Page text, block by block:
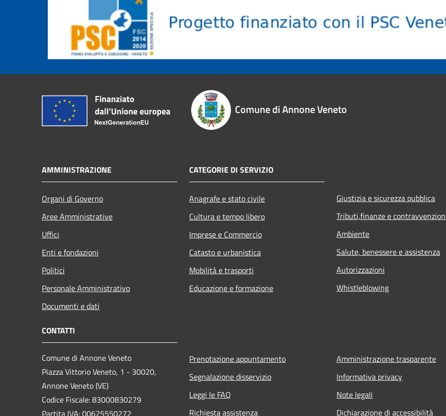
Comune di Annone Veneto
AMMINISTRAZIONE
Organi di Governo
Aree Amministrative
Uffici
Enti e fondazioni
Politici
Personale Amministrativo
Documenti e dati
CATEGORIE DI SERVIZIO
Anagrafe e stato civile
Cultura e tempo libero
Imprese e Commercio
Catasto e urbanistica
Mobilità e trasporti
Educazione e formazione
Giustizia e sicurezza pubblica
Tributi,finanze e
Ambiente
Salute, benessere e assistenza
Autorizzazioni
Whistleblowing
CONTATTI
Comune di Annone Veneto
Piazza Vittorio Veneto, 1 - 30020,
Annone Veneto (VE)
Codice Fiscale: 83000830279
Partita IVA: 00625550272
Prenotazione appuntamento
Segnalazione disservizio
Leggi le FAQ
Richiesta assistenza
Amministrazione trasparente
Informativa privacy
Note legali
Dichiarazione di accessibilità